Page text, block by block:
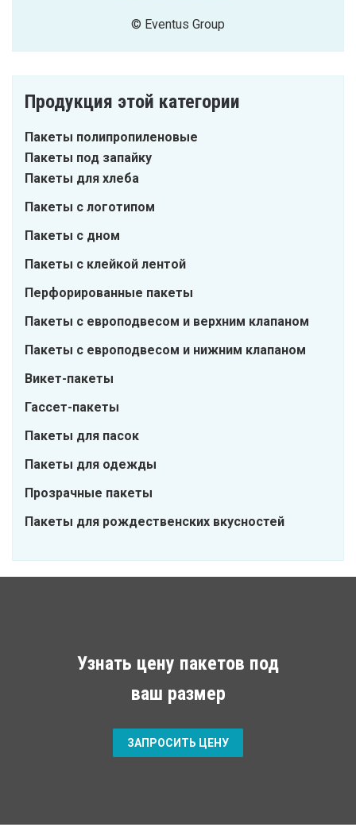
© Eventus Group
Продукция этой категории
Пакеты полипропиленовые
Пакеты под запайку
Пакеты для хлеба
Пакеты с логотипом
Пакеты с дном
Пакеты с клейкой лентой
Перфорированные пакеты
Пакеты с европодвесом и верхним клапаном
Пакеты с европодвесом и нижним клапаном
Викет-пакеты
Гассет-пакеты
Пакеты для пасок
Пакеты для одежды
Прозрачные пакеты
Пакеты для рождественских вкусностей
Узнать цену пакетов под
ваш размер
ЗАПРОСИТЬ ЦЕНУ